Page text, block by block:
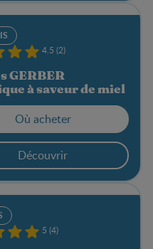
4.5 (2)
GERBER
à saveur de miel
Où acheter
Découvrir
5 (4)